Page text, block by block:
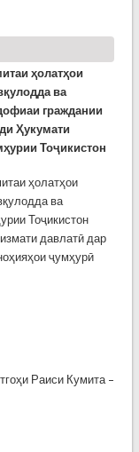
ҳолатҳои
ва
граждании
Ҳукумати
Тоҷикистон
ҳолатҳои
ва
Тоҷикистон
давлатӣ дар
ҷумҳурӣ
Раиси Кумита –
МАНСАБҲОИ